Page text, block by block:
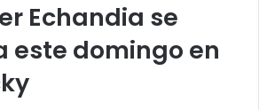
Echandia se
este domingo en